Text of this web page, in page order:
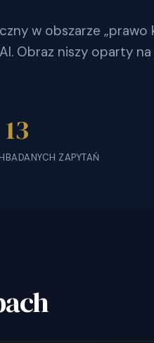
w obszarze „prawo
Obraz niszy oparty
13
BADANYCH ZAPYTAŃ